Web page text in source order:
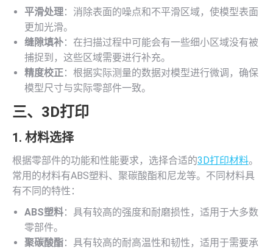
平滑处理：消除表面的噪点和不平滑区域，使模型表面
更加光滑。
缝隙填补：在扫描过程中可能会有一些细小区域没有被
捕捉到，这些区域需要进行补充。
精度校正：根据实际测量的数据对模型进行微调，确保
模型尺寸与实际零部件一致。
三、 3D打印
1. 材料选择
根据零部件的功能和性能要求，选择合适的3D打印材料。
常用的材料有ABS塑料、聚碳酸酯和尼龙等。不同材料具
有不同的特性：
ABS塑料：具有较高的强度和耐磨损性，适用于大多数
零部件。
聚碳酸酯：具有较高的耐高温性和韧性，适用于需要承